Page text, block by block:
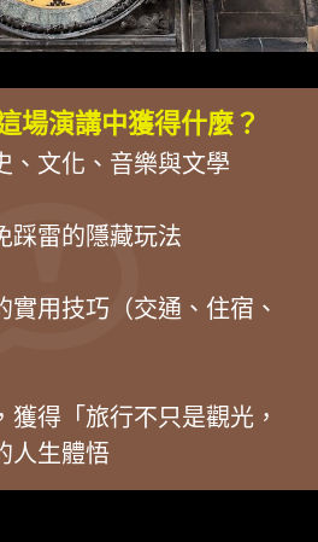
場演講中獲得什麼？
、文化、音樂與文學
踩雷的隱藏玩法
實用技巧（交通、住宿、
得「旅行不只是觀光，
人生體悟